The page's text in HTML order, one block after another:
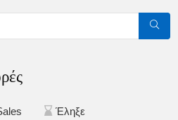
Έληξε